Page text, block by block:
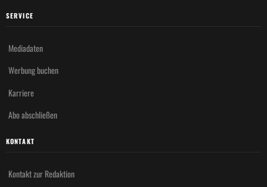
SERVICE
Mediadaten
Werbung buchen
Karriere
Abo abschließen
KONTAKT
Kontakt zur Redaktion